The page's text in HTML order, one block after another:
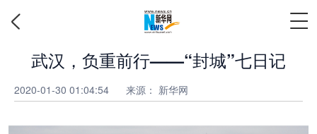
武汉，负重前行——“封城”七日记
2020-01-30 01:04:54 来源： 新华网